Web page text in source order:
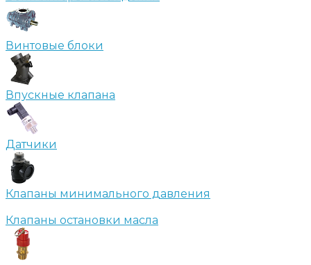
Винтовые блоки
Впускные клапана
Датчики
Клапаны минимального давления
Клапаны остановки масла